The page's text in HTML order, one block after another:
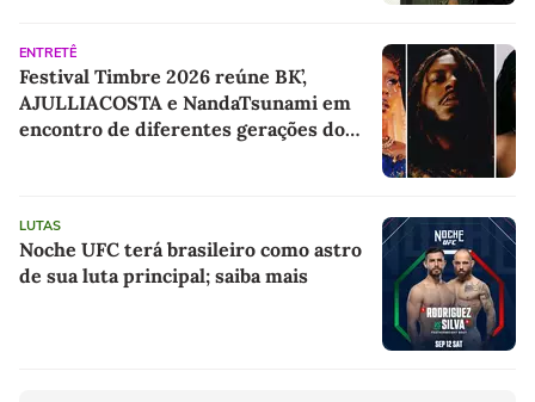
ENTRETÊ
Festival Timbre 2026 reúne BK’,
AJULLIACOSTA e NandaTsunami em
encontro de diferentes gerações do
LUTAS
Noche UFC terá brasileiro como astro
de sua luta principal; saiba mais